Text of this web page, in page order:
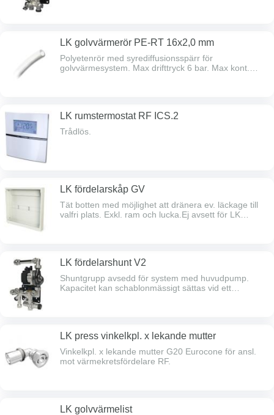
förläggningssätt m.m. Shuntgruppen är
omkopplingsbar från 2 till 1-rörs radiatorsystem. Kan
monteras i höger- eller vänsterutförande.Levereras
fabriksmonterad med:Cirkulationspump Wilo Yonos
framledningstemperatur, ingjutna termometerfickor
samt 1 st termometer, kopplingar för
primäranslutning2 st CU15, VF-ventil,
LK golvvärmerör PE-RT 16x2,0 mm
Polyetenrör med syrediffusionsspärr för
golvvärmesystem. Max drifttryck 6 bar. Max kont.
LK rumstermostat RF ICS.2
Trådlös.
LK fördelarskåp GV
Tät botten med möjlighet att dränera ev. läckage till
valfri plats. Exkl. ram och lucka.Ej avsett för LK
LK fördelarshunt V2
Shuntgrupp avsedd för system med huvudpump.
Kapacitet kan schablonmässigt sättas vid ett
utomhustemperaturstyrd reglering. Lev.
fabriksmonterad med: Cirkulationspump Grundfos
UPM3 Auto L 15-70 130 med automatisk
varvtalsreglering, 2-vägs styrventil Kvs 2,5 försedd
avstängningsventiler mot primärsidan & väggkonsol.
LK press vinkelkpl. x lekande mutter
Vinkelkpl. x lekande mutter G20 Eurocone för ansl.
mot värmekretsfördelare RF.
LK golvvärmelist